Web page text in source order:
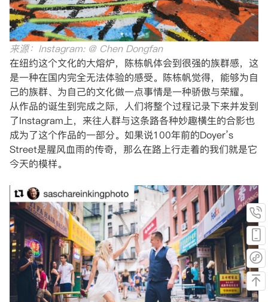
来源：Instagram: @ Chen Dongfan
在纽约这个文化的大熔炉，陈栋帆体会到很强的族群感，这
是一种在国内完全无法体验的感受。陈栋帆觉得，能够为自
己的族群、为自己的文化做一点事情是一种骄傲与荣耀。
从作品的诞生到完成之际，人们将整个过程记录下来并发到
了Instagram上，来往人群与这条路各种妙趣横生的合影也
成为了这个作品的一部分。如果说100年前的Doyer’s
Street是腥风血雨的传奇，那么在路上行走着的我们就是它
今天的模样。